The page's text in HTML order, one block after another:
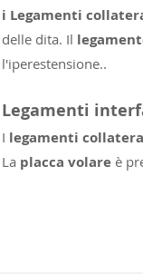
i Legamenti
delle dita. Il
l'iperestensione..
Legamenti
I legamenti
La placca volare è